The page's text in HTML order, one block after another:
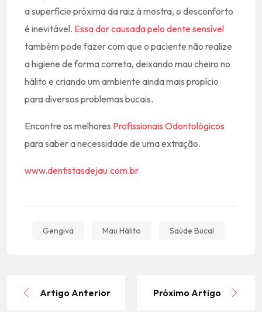
a superfície próxima da raiz à mostra, o desconforto
é inevitável. Essa dor causada pelo dente sensível
também pode fazer com que o paciente não realize
a higiene de forma correta, deixando mau cheiro no
hálito e criando um ambiente ainda mais propício
para diversos problemas bucais.
Encontre os melhores Profissionais Odontológicos
para saber a necessidade de uma extração.
www.dentistasdejau.com.br
Gengiva Mau Hálito Saúde Bucal
Artigo Anterior Próximo Artigo